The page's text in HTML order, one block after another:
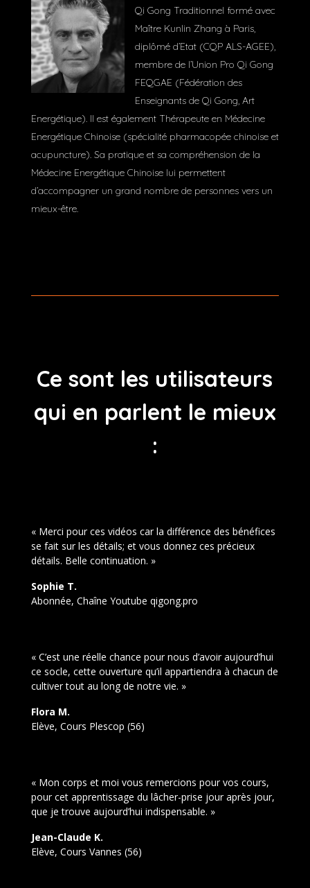
Qi Gong Traditionnel formé avec
Maître Kunlin Zhang à Paris,
diplômé d’Etat (CQP ALS-AGEE),
membre de l’Union Pro Qi Gong
FEQGAE (Fédération des
Enseignants de Qi Gong, Art
Energétique). Il est également Thérapeute en Médecine
Energétique Chinoise (spécialité pharmacopée chinoise et
acupuncture). Sa pratique et sa compréhension de la
Médecine Energétique Chinoise lui permettent
d’accompagner un grand nombre de personnes vers un
mieux-être.
Ce sont les utilisateurs
qui en parlent le mieux
:
« Merci pour ces vidéos car la différence des bénéfices
se fait sur les détails; et vous donnez ces précieux
détails. Belle continuation. »
Sophie T.
Abonnée, Chaîne Youtube qigong.pro
« C’est une réelle chance pour nous d’avoir aujourd’hui
ce socle, cette ouverture qu’il appartiendra à chacun de
cultiver tout au long de notre vie. »
Flora M.
Elève, Cours Plescop (56)
« Mon corps et moi vous remercions pour vos cours,
pour cet apprentissage du lâcher-prise jour après jour,
que je trouve aujourd’hui indispensable. »
Jean-Claude K.
Elève, Cours Vannes (56)